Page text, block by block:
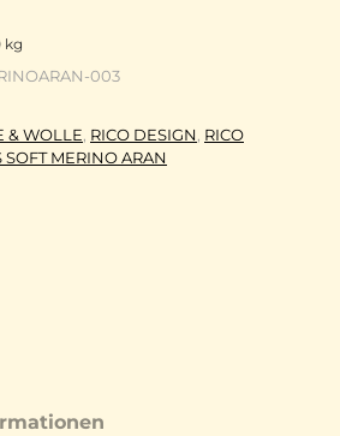
kg
003
& WOLLE RICO DESIGN RICO
MERINO ARAN